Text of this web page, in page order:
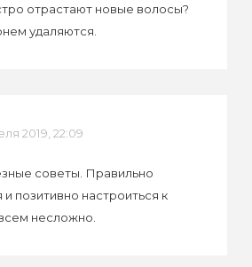
отрастают новые волосы?
удаляются.
2019, 22:09
советы. Правильно
и позитивно настроиться к
несложно.